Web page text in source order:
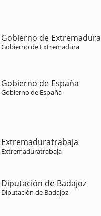
Gobierno de Extremadura
Gobierno de Extremadura
Gobierno de España
Gobierno de España
Extremaduratrabaja
Extremaduratrabaja
Diputación de Badajoz
Diputación de Badajoz